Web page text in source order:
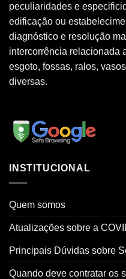
peculiaridades e
edificação ou
diagnóstico e resolução
intercorrência relacionada
esgoto, fossas, ralos,
diversas.
INSTITUCIONAL
Quem somos
Atualizações sobre a
Principais Dúvidas sobre
Quando deve contratar os